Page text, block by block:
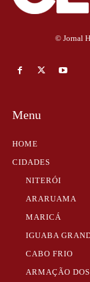
© Jornal
Menu
HOME
CIDADES
NITERÓI
ARARUAMA
MARICÁ
IGUABA
CABO FRIO
ARMAÇÃO